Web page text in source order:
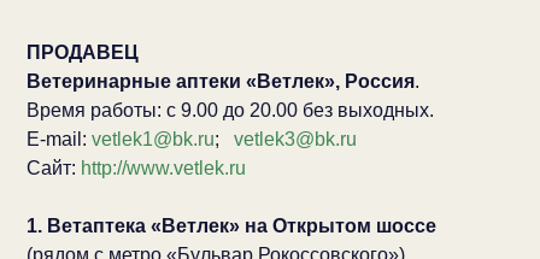
ПРОДАВЕЦ
Ветеринарные аптеки «Ветлек», Россия.
Время работы: с 9.00 до 20.00 без выходных.
E-mail: vetlek1@bk.ru; vetlek3@bk.ru
Сайт: http://www.vetlek.ru
1. Ветаптека «Ветлек» на Открытом шоссе
(рядом с метро «Бульвар Рокоссовского»)